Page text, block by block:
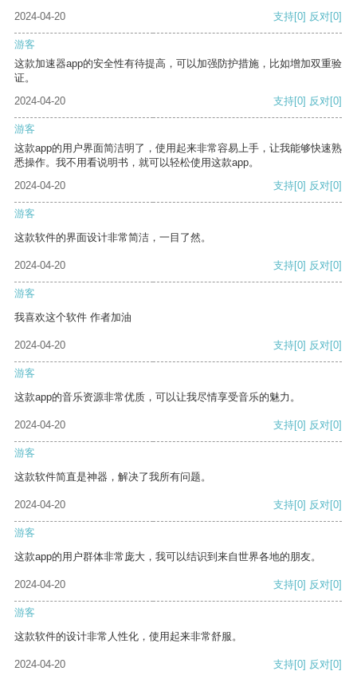
2024-04-20 支持[0] 反对[0]
游客
这款加速器app的安全性有待提高，可以加强防护措施，比如增加双重验
证。
2024-04-20
支持[0] 反对[0]
游客
这款app的用户界面简洁明了，使用起来非常容易上手，让我能够快速熟
悉操作。我不用看说明书，就可以轻松使用这款app。
2024-04-20
支持[0] 反对[0]
游客
这款软件的界面设计非常简洁，一目了然。
2024-04-20 支持[0] 反对[0]
游客
我喜欢这个软件 作者加油
2024-04-20 支持[0] 反对[0]
游客
这款app的音乐资源非常优质，可以让我尽情享受音乐的魅力。
2024-04-20 支持[0] 反对[0]
游客
这款软件简直是神器，解决了我所有问题。
2024-04-20 支持[0] 反对[0]
游客
这款app的用户群体非常庞大，我可以结识到来自世界各地的朋友。
2024-04-20 支持[0] 反对[0]
游客
这款软件的设计非常人性化，使用起来非常舒服。
2024-04-20 支持[0] 反对[0]